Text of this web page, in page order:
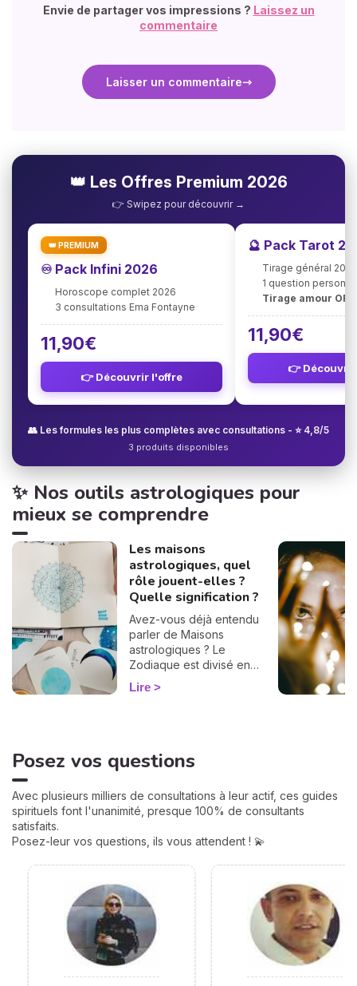
Envie de partager vos impressions ? Laissez un
commentaire
Laisser un commentaire
👑 Les Offres Premium 2026
👉 Swipez pour découvrir →
👑 PREMIUM
♾️ Pack Infini 2026
Horoscope complet 2026
3 consultations Ema Fontayne
11,90€
👉 Découvrir l'offre
🔮 Pack Tarot
Tirage général 2026
1 question
Tirage amour
11,90€
👉
👥 Les formules les plus complètes avec consultations - ⭐ 4,8/5
3 produits disponibles
✨ Nos outils astrologiques pour
mieux se comprendre
Les maisons
astrologiques, quel
rôle jouent-elles ?
Quelle signification ?
Avez-vous déjà entendu
parler de Maisons
astrologiques ? Le
Zodiaque est divisé en
douze Maisons et chacune
correspond à une sphère
naissance, elles jouent un
rôle très important pour
personnalité et votre avenir.
Voici leurs significations !
Lire
Posez vos questions
Avec plusieurs milliers de consultations à leur actif, ces guides
spirituels font l'unanimité, presque 100% de consultants
satisfaits.
Posez-leur vos questions, ils vous attendent ! 💫